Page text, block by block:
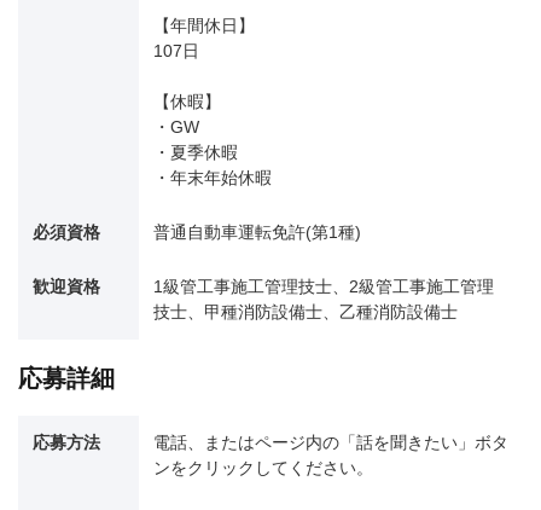
【年間休日】
107日
【休暇】
・GW
・夏季休暇
・年末年始休暇
必須資格 普通自動車運転免許(第1種)
歓迎資格
1級管工事施工管理技士、2級管工事施工管理
技士、甲種消防設備士、乙種消防設備士
応募詳細
応募方法
電話、またはページ内の「話を聞きたい」ボタ
ンをクリックしてください。